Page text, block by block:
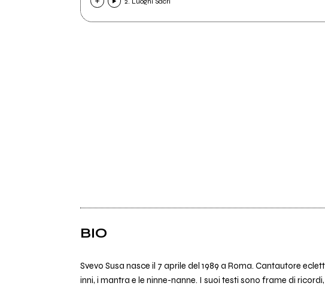
BIO
Svevo Susa nasce il 7 aprile del 1989 a Roma. Cantautore
inni, i mantra e le ninne-nanne. I suoi testi sono frame di